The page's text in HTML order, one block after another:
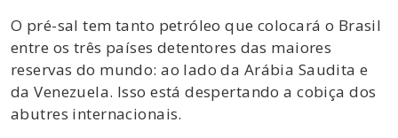
O pré-sal tem tanto petróleo que colocará o Brasil
entre os três países detentores das maiores
reservas do mundo: ao lado da Arábia Saudita e
da Venezuela. Isso está despertando a cobiça dos
abutres internacionais.